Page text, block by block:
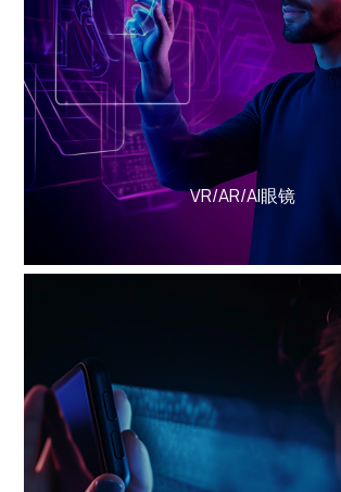
VR/AR/AI眼镜
了解更多